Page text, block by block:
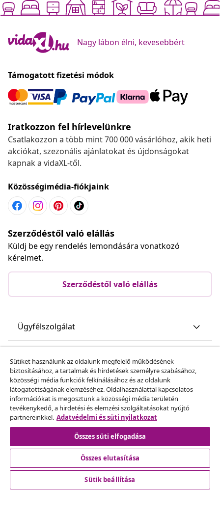
Nagy lábon élni, kevesebbért
Támogatott fizetési módok
Iratkozzon fel hírlevelünkre
Csatlakozzon a több mint 700 000 vásárlóhoz, akik heti
akciókat, szezonális ajánlatokat és újdonságokat
kapnak a vidaXL-től.
Közösségimédia-fiókjaink
Szerződéstől való elállás
Küldj be egy rendelés lemondására vonatkozó
kérelmet.
Szerződéstől való elállás
Ügyfélszolgálat
vidaXL
Fedezz fel többet
© 2008-2026 vidaXL A www.vidaxl.hu a vidaXL Marketplace
Sütiket használunk az oldalunk megfelelő működésének
biztosításához, a tartalmak és hirdetések személyre szabásához,
közösségi média funkciók felkínálásához és az oldalunk
látogatottságának elemzéséhez. Oldalhasználattal kapcsolatos
információkat is megosztunk a közösségi média területén
tevékenykedő, a hirdetési és elemzési szolgáltatásokat nyújtó
partnereinkkel. Adatvédelmi és süti nyilatkozat
Összes süti elfogadása
Összes elutasítása
Sütik beállítása